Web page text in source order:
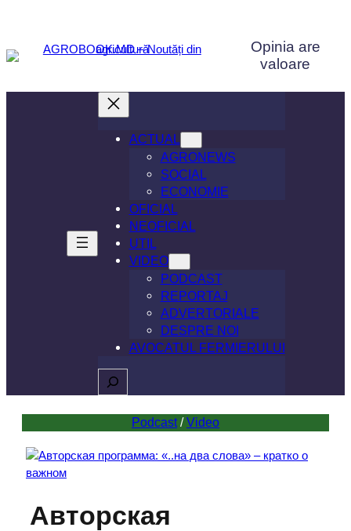
conținut
Opinia are
valoare
ACTUAL
AGRONEWS
SOCIAL
ECONOMIE
OFICIAL
NEOFICIAL
UTIL
VIDEO
PODCAST
REPORTAJ
ADVERTORIALE
DESPRE NOI
AVOCATUL FERMIERULUI
Caută
Podcast / Video
Авторская